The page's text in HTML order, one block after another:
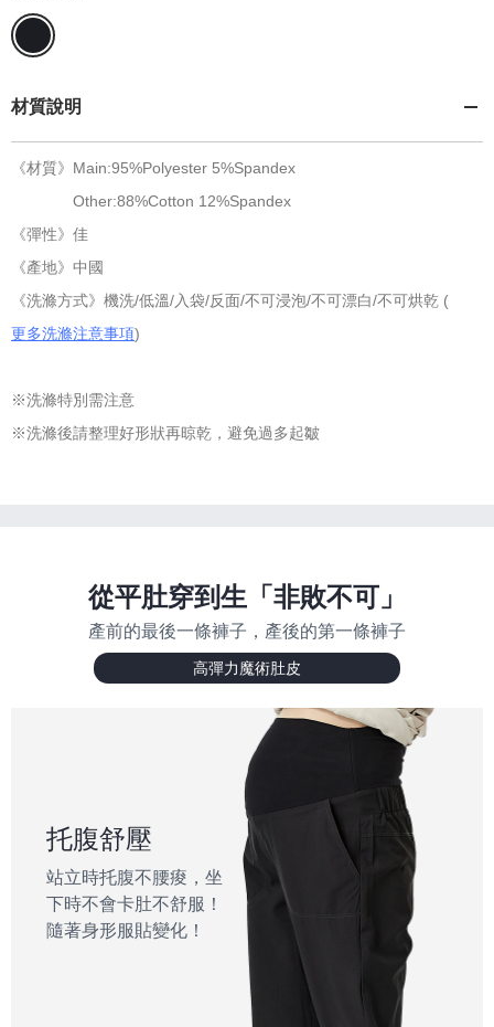
材質說明
《材質》Main:95%Polyester 5%Spandex
Other:88%Cotton 12%Spandex
《彈性》佳
《產地》中國
《洗滌方式》機洗/低溫/入袋/反面/不可浸泡/不可漂白/不可烘乾 (
更多洗滌注意事項)
※洗滌特別需注意
※洗滌後請整理好形狀再晾乾，避免過多起皺
從平肚穿到生「非敗不可」
產前的最後一條褲子，產後的第一條褲子
高彈力魔術肚皮
托腹舒壓
站立時托腹不腰痠，坐
下時不會卡肚不舒服！
隨著身形服貼變化！